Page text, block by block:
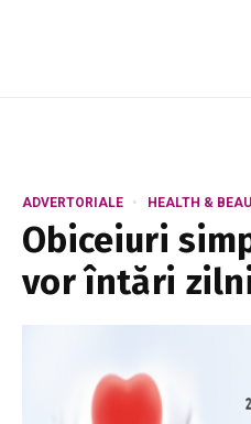
ADVERTORIALE HEALTH &
Obiceiuri
vor întări